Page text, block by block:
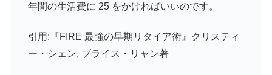
年間の生活費に 25 をかければいいのです。
引用:『FIRE 最強の早期リタイア術』クリスティ
ー・シェン, ブライス・リャン著